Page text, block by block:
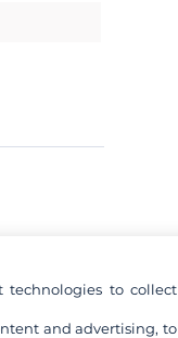
technologies to collect
and advertising, to